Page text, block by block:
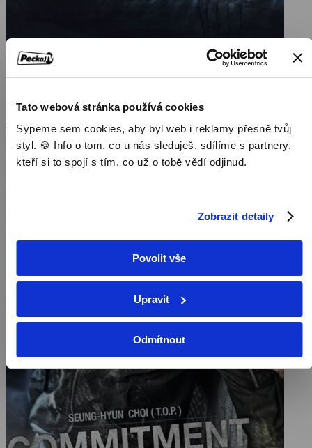
Tato webová stránka používá cookies
Sypeme sem cookies, aby byl web i reklamy přesně tvůj
styl. 🍪 Info o tom, co u nás sleduješ, sdílíme s partnery,
kteří si to spojí s tím, co už o tobě vědí odjinud.
Zobrazit detaily
Povolit vše
Upravit
Odmítnout
Mělčiny
Filmy / Thrillery / Dramatické filmy